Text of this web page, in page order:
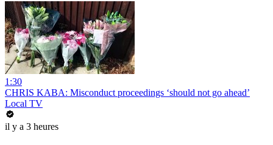
1:30
CHRIS KABA: Misconduct proceedings ‘should not go ahead’
Local TV
il y a 3 heures